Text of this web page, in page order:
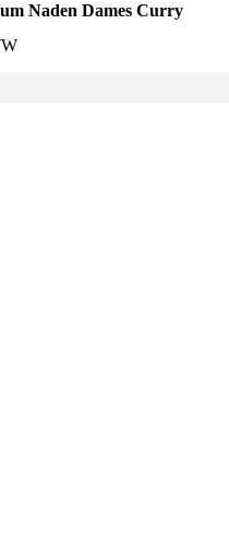
Naden Dames Curry